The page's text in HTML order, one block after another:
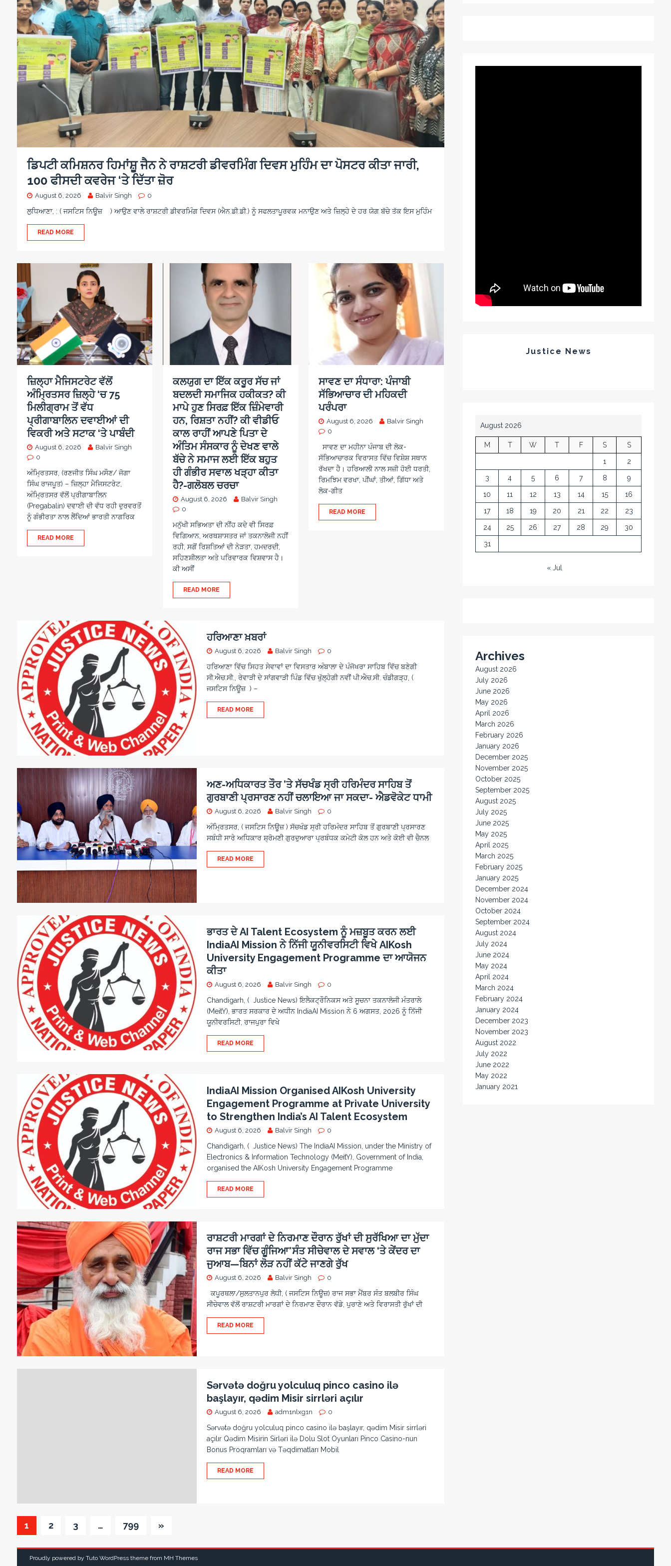
d
n
o
i
n
o
i
c
r
e
w
a
r
d
e
c
a
s
i
n
o
a
s
i
n
o
o
g
a
m
e
ਡਿਪਟੀ ਕਮਿਸ਼ਨਰ ਹਿਮਾਂਸ਼ੂ ਜੈਨ ਨੇ ਰਾਸ਼ਟਰੀ ਡੀਵਰਮਿੰਗ ਦਿਵਸ ਮੁਹਿੰਮ ਦਾ ਪੋਸਟਰ ਕੀਤਾ ਜਾਰੀ,
100 ਫੀਸਦੀ ਕਵਰੇਜ ‘ਤੇ ਦਿੱਤਾ ਜ਼ੋਰ
August 6, 2026 Balvir Singh 0
ਲੁਧਿਆਣਾ, : ( ਜਸਟਿਸ ਨਿਊਜ਼ ) ਆਉਣ ਵਾਲੇ ਰਾਸ਼ਟਰੀ ਡੀਵਰਮਿੰਗ ਦਿਵਸ (ਐਨ.ਡੀ.ਡੀ.) ਨੂੰ ਸਫਲਤਾਪੂਰਵਕ ਮਨਾਉਣ ਅਤੇ ਜ਼ਿਲ੍ਹੇ ਦੇ ਹਰ ਯੋਗ ਬੱਚੇ ਤੱਕ ਇਸ ਮੁਹਿੰਮ
READ MORE
ਜ਼ਿਲ੍ਹਾ ਮੈਜਿਸਟਰੇਟ ਵੱਲੋਂ
ਅੰਮ੍ਰਿਤਸਰ ਜ਼ਿਲ੍ਹੇ ‘ਚ 75
ਮਿਲੀਗ੍ਰਾਮ ਤੋਂ ਵੱਧ
ਪ੍ਰੀਗਾਬਾਲਿਨ ਦਵਾਈਆਂ ਦੀ
ਵਿਕਰੀ ਅਤੇ ਸਟਾਕ ‘ਤੇ ਪਾਬੰਦੀ
August 6, 2026
Balvir Singh
0
ਅੰਮ੍ਰਿਤਸਰ, (ਰਣਜੀਤ ਸਿੰਘ ਮਸੌਣ/ ਜੋਗਾ
ਸਿੰਘ ਰਾਜਪੂਤ) – ਜ਼ਿਲ੍ਹਾ ਮੈਜਿਸਟਰੇਟ,
ਅੰਮ੍ਰਿਤਸਰ ਵੱਲੋਂ ਪ੍ਰੀਗਾਬਾਲਿਨ
(Pregabalin) ਦਵਾਈ ਦੀ ਵੱਧ ਰਹੀ ਦੁਰਵਰਤੋਂ
ਨੂੰ ਗੰਭੀਰਤਾ ਨਾਲ ਲੈਂਦਿਆਂ ਭਾਰਤੀ ਨਾਗਰਿਕ
READ MORE
ਕਲਯੁਗ ਦਾ ਇੱਕ ਕਰੂਰ ਸੱਚ ਜਾਂ
ਬਦਲਦੀ ਸਮਾਜਿਕ ਹਕੀਕਤ? ਕੀ
ਮਾਪੇ ਹੁਣ ਸਿਰਫ਼ ਇੱਕ ਜ਼ਿੰਮੇਵਾਰੀ
ਹਨ, ਰਿਸ਼ਤਾ ਨਹੀਂ? ਕੀ ਵੀਡੀਓ
ਕਾਲ ਰਾਹੀਂ ਆਪਣੇ ਪਿਤਾ ਦੇ
ਅੰਤਿਮ ਸੰਸਕਾਰ ਨੂੰ ਦੇਖਣ ਵਾਲੇ
ਬੱਚੇ ਨੇ ਸਮਾਜ ਲਈ ਇੱਕ ਬਹੁਤ
ਹੀ ਗੰਭੀਰ ਸਵਾਲ ਖੜ੍ਹਾ ਕੀਤਾ
ਹੈ?-ਗਲੋਬਲ ਚਰਚਾ
August 6, 2026
Balvir Singh
0
ਮਨੁੱਖੀ ਸਭਿਅਤਾ ਦੀ ਨੀਂਹ ਕਦੇ ਵੀ ਸਿਰਫ਼
ਵਿਗਿਆਨ, ਅਰਥਸ਼ਾਸਤਰ ਜਾਂ ਤਕਨਾਲੋਜੀ ਨਹੀਂ
ਰਹੀ, ਸਗੋਂ ਰਿਸ਼ਤਿਆਂ ਦੀ ਨੇੜਤਾ, ਹਮਦਰਦੀ,
ਸਹਿਣਸ਼ੀਲਤਾ ਅਤੇ ਪਰਿਵਾਰਕ ਵਿਸ਼ਵਾਸ ਹੈ।
ਕੀ ਅਸੀਂ
READ MORE
ਸਾਵਣ ਦਾ ਸੰਧਾਰਾ: ਪੰਜਾਬੀ
ਸੱਭਿਆਚਾਰ ਦੀ ਮਹਿਕਦੀ
ਪਰੰਪਰਾ
August 6, 2026
Balvir Singh
0
ਸਾਵਣ ਦਾ ਮਹੀਨਾ ਪੰਜਾਬ ਦੀ ਲੋਕ-
ਸੱਭਿਆਚਾਰਕ ਵਿਰਾਸਤ ਵਿੱਚ ਵਿਸ਼ੇਸ਼ ਸਥਾਨ
ਰੱਖਦਾ ਹੈ। ਹਰਿਆਲੀ ਨਾਲ ਸਜ਼ੀ ਹੋਈ ਧਰਤੀ,
ਰਿਮਝਿਮ ਵਰਖਾ, ਪੀਂਘਾਂ, ਤੀਆਂ, ਗਿੱਧਾ ਅਤੇ
ਲੋਕ-ਗੀਤ
READ MORE
ਹਰਿਆਣਾ ਖ਼ਬਰਾਂ
August 6, 2026 Balvir Singh 0
ਹਰਿਆਣਾ ਵਿੱਚ ਸਿਹਤ ਸੇਵਾਵਾਂ ਦਾ ਵਿਸਤਾਰ ਅੰਬਾਲਾ ਦੇ ਪੰਜੋਖਰਾ ਸਾਹਿਬ ਵਿੱਚ ਬਣੇਗੀ
ਸੀ.ਐਚ.ਸੀ., ਰੇਵਾੜੀ ਦੇ ਸਾਂਗਵਾੜੀ ਪਿੰਡ ਵਿੱਚ ਖੁੱਲ੍ਹੇਗੀ ਨਵੀਂ ਪੀ.ਐਚ.ਸੀ. ਚੰਡੀਗੜ੍ਹ, (
ਜਸਟਿਸ ਨਿਊਜ਼ ) –
READ MORE
ਅਣ-ਅਧਿਕਾਰਤ ਤੌਰ ’ਤੇ ਸੱਚਖੰਡ ਸ੍ਰੀ ਹਰਿਮੰਦਰ ਸਾਹਿਬ ਤੋਂ
ਗੁਰਬਾਣੀ ਪ੍ਰਸਾਰਣ ਨਹੀਂ ਚਲਾਇਆ ਜਾ ਸਕਦਾ- ਐਡਵੋਕੇਟ ਧਾਮੀ
August 6, 2026 Balvir Singh 0
ਅੰਮ੍ਰਿਤਸਰ, ( ਜਸਟਿਸ ਨਿਊਜ਼ ) ਸੱਚਖੰਡ ਸ੍ਰੀ ਹਰਿਮੰਦਰ ਸਾਹਿਬ ਤੋਂ ਗੁਰਬਾਣੀ ਪ੍ਰਸਾਰਣ
ਸਬੰਧੀ ਸਾਰੇ ਅਧਿਕਾਰ ਸ਼੍ਰੋਮਣੀ ਗੁਰਦੁਆਰਾ ਪ੍ਰਬੰਧਕ ਕਮੇਟੀ ਕੋਲ ਹਨ ਅਤੇ ਕੋਈ ਵੀ ਚੈਨਲ
READ MORE
ਭਾਰਤ ਦੇ AI Talent Ecosystem ਨੂੰ ਮਜ਼ਬੂਤ ਕਰਨ ਲਈ
IndiaAI Mission ਨੇ ਨਿੱਜੀ ਯੂਨੀਵਰਸਿਟੀ ਵਿਖੇ AIKosh
University Engagement Programme ਦਾ ਆਯੋਜਨ
ਕੀਤਾ
August 6, 2026 Balvir Singh 0
Chandigarh, ( Justice News) ਇਲੈਕਟ੍ਰੌਨਿਕਸ ਅਤੇ ਸੂਚਨਾ ਤਕਨਾਲੋਜੀ ਮੰਤਰਾਲੇ
(MeitY), ਭਾਰਤ ਸਰਕਾਰ ਦੇ ਅਧੀਨ IndiaAI Mission ਨੇ 6 ਅਗਸਤ, 2026 ਨੂੰ ਨਿੱਜੀ
ਯੂਨੀਵਰਸਿਟੀ, ਰਾਜਪੁਰਾ ਵਿਖੇ
READ MORE
IndiaAI Mission Organised AIKosh University
Engagement Programme at Private University
to Strengthen India’s AI Talent Ecosystem
August 6, 2026 Balvir Singh 0
Chandigarh, ( Justice News) The IndiaAI Mission, under the Ministry of
Electronics & Information Technology (MeitY), Government of India,
organised the AIKosh University Engagement Programme
READ MORE
ਰਾਸ਼ਟਰੀ ਮਾਰਗਾਂ ਦੇ ਨਿਰਮਾਣ ਦੌਰਾਨ ਰੁੱਖਾਂ ਦੀ ਸੁਰੱਖਿਆ ਦਾ ਮੁੱਦਾ
ਰਾਜ ਸਭਾ ਵਿੱਚ ਗੂੰਜਿਆ*ਸੰਤ ਸੀਚੇਵਾਲ ਦੇ ਸਵਾਲ ‘ਤੇ ਕੇਂਦਰ ਦਾ
ਜੁਆਬ—ਬਿਨਾਂ ਲੋੜ ਨਹੀਂ ਕੱਟੇ ਜਾਣਗੇ ਰੁੱਖ
August 6, 2026 Balvir Singh 0
ਕਪੂਰਥਲਾ/ਸੁਲਤਾਨਪੁਰ ਲੋਧੀ, ( ਜਸਟਿਸ ਨਿਊਜ਼) ਰਾਜ ਸਭਾ ਮੈਂਬਰ ਸੰਤ ਬਲਬੀਰ ਸਿੰਘ
ਸੀਚੇਵਾਲ ਵੱਲੋਂ ਰਾਸ਼ਟਰੀ ਮਾਰਗਾਂ ਦੇ ਨਿਰਮਾਣ ਦੌਰਾਨ ਵੱਡੇ, ਪੁਰਾਣੇ ਅਤੇ ਵਿਰਾਸਤੀ ਰੁੱਖਾਂ ਦੀ
READ MORE
Sərvətə doğru yolculuq pinco casino ilə
başlayır, qədim Misir sirrləri açılır
August 6, 2026 adm1nlxg1n 0
Sərvətə doğru yolculuq pinco casino ilə başlayır, qədim Misir sirrləri
açılır Qədim Misirin Sirləri ilə Dolu Slot Oyunları Pinco Casino-nun
Bonus Proqramları və Təqdimatları Mobil
READ MORE
1 2 3 … 799 »
Justice News
August 2026
M T W T F S S
1 2
3 4 5 6 7 8 9
10 11 12 13 14 15 16
17 18 19 20 21 22 23
24 25 26 27 28 29 30
31
« Jul
Archives
August 2026
July 2026
June 2026
May 2026
April 2026
March 2026
February 2026
January 2026
December 2025
November 2025
October 2025
September 2025
August 2025
July 2025
June 2025
May 2025
April 2025
March 2025
February 2025
January 2025
December 2024
November 2024
October 2024
September 2024
August 2024
July 2024
June 2024
May 2024
April 2024
March 2024
February 2024
January 2024
December 2023
November 2023
August 2022
July 2022
June 2022
May 2022
January 2021
Proudly powered by Tuto WordPress theme from MH Themes